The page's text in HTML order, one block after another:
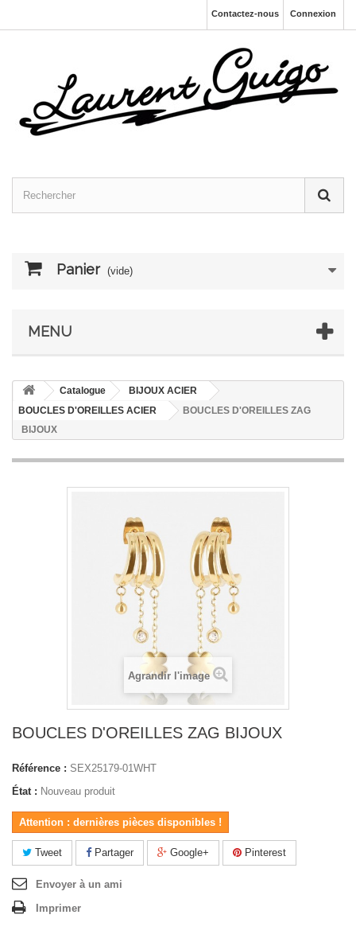
Connexion
Contactez-nous
Panier (vide)
MENU
Catalogue
BIJOUX ACIER
BOUCLES D'OREILLES ACIER
BOUCLES D'OREILLES ZAG
BIJOUX
Agrandir l'image
BOUCLES D'OREILLES ZAG BIJOUX
Référence : SEX25179-01WHT
État : Nouveau produit
Attention : dernières pièces disponibles !
Tweet Partager Google+ Pinterest
Envoyer à un ami
Imprimer